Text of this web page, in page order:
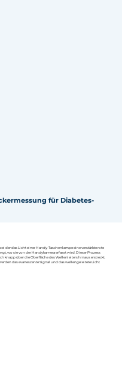
für Diabetes-
der das Licht einer Handy-Taschenlampe eine verstärkte rote
wo sie von der Handykamera erfasst wird. Dieser Prozess
knapp über die Oberfläche des Wellenleiters hinaus erstreckt.
das evaneszente Signal und das wellengeleitete Licht